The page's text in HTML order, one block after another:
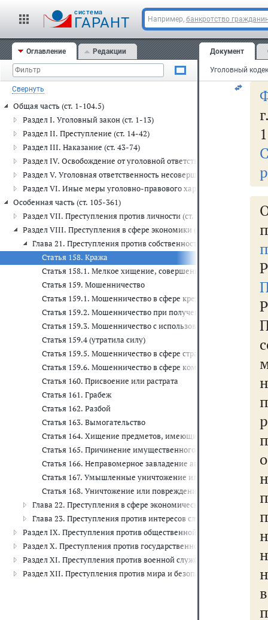
cистема
ГАРАНТ Например, банкротство
Оглавление Редакции
Свернуть
Общая часть (ст. 1-104.5)
Раздел I. Уголовный закон (ст. 1-13)
Раздел II. Преступление (ст. 14-42)
Раздел III. Наказание (ст. 43-74)
Раздел IV. Освобождение от уголовной ответственности и от
Раздел V. Уголовная ответственность несовершеннолетних (ст.
Раздел VI. Иные меры уголовно-правового характера (ст. 97-104.5)
Особенная часть (ст. 105-361)
Раздел VII. Преступления против личности (ст. 105-157)
Раздел VIII. Преступления в сфере экономики (ст. 158-204.2)
Глава 21. Преступления против собственности (ст. 158-168)
Статья 158. Кража
Статья 158.1. Мелкое хищение, совершенное лицом,
Статья 159. Мошенничество
Статья 159.1. Мошенничество в сфере кредитования
Статья 159.2. Мошенничество при получении выплат
Статья 159.3. Мошенничество с использованием
Статья 159.4 (утратила силу)
Статья 159.5. Мошенничество в сфере страхования
Статья 159.6. Мошенничество в сфере компьютерной
Статья 160. Присвоение или растрата
Статья 161. Грабеж
Статья 162. Разбой
Статья 163. Вымогательство
Статья 164. Хищение предметов, имеющих особую ценность
Статья 165. Причинение имущественного ущерба путем
Статья 166. Неправомерное завладение автомобилем или
Статья 167. Умышленные уничтожение или повреждение
Статья 168. Уничтожение или повреждение имущества по
Глава 22. Преступления в сфере экономической деятельности
Глава 23. Преступления против интересов службы в
Раздел IX. Преступления против общественной безопасности и
Раздел X. Преступления против государственной власти (ст. 275-
Раздел XI. Преступления против военной службы (ст. 331-352.1)
Раздел XII. Преступления против мира и безопасности
Документ